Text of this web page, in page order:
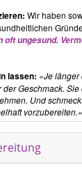
Begleiter
- köstliche
- kreativ
süssen
wohlig wärmend
sowohl Salate und
Dips aufgeführt.
Ghanush)
Wir haben
oft ungesund.
lassen:
Je länger
Geschmack.
Und
vorzubereiten.